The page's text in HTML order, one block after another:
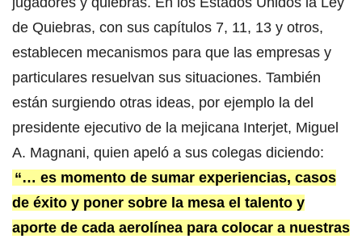
de Quiebras, con sus capítulos 7, 11, 13 y otros,
establecen mecanismos para que las empresas y
particulares resuelvan sus situaciones. También
están surgiendo otras ideas, por ejemplo la del
presidente ejecutivo de la mejicana Interjet, Miguel
A. Magnani, quien apeló a sus colegas diciendo:
“… es momento de sumar experiencias, casos
de éxito y poner sobre la mesa el talento y
aporte de cada aerolínea para colocar a nuestras